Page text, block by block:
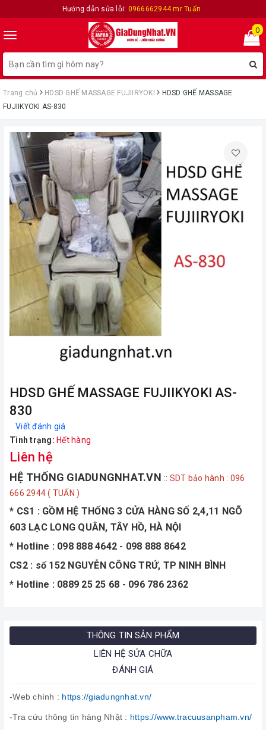
Hướng dẫn sửa lỗi: 0966662944 mr Tuấn
Toggle
navigation
0
Trang chủ HDSD GHẾ MASSAGE FUJIIRYOKI
HDSD GHẾ MASSAGE
FUJIIKYOKI AS-830
HDSD GHẾ MASSAGE FUJIIKYOKI AS-
830
Viết đánh giá
Tình trạng: Hết hàng
Liên hệ
HỆ THỐNG GIADUNGNHAT.VN :: SDT bảo hành : 096
666 2944 ( TUẤN )
* CS1 : GỒM HỆ THỐNG 3 CỬA HÀNG SỐ 2,4,11 NGÕ
603 LẠC LONG QUÂN, TÂY HỒ, HÀ NỘI
* Hotline : 098 888 4642 - 098 888 8642
CS2 : số 152 NGUYỄN CÔNG TRỨ, TP NINH BÌNH
* Hotline : 0889 25 25 68 - 096 786 2362
THÔNG TIN SẢN PHẨM
LIÊN HỆ SỬA CHỮA
ĐÁNH GIÁ
-Web chính : https://giadungnhat.vn/
-Tra cứu thông tin hàng Nhật : https://www.tracuusanpham.vn/